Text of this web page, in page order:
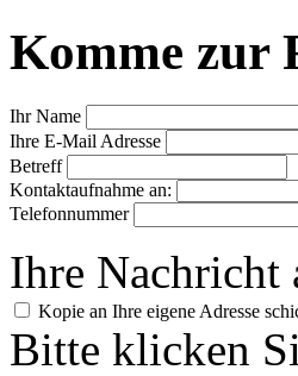
Komme zur
Ihr Name
Ihre E-Mail Adresse
Betreff
Kontaktaufnahme an:
Telefonnummer
Ihre Nachricht
Kopie an Ihre eigene Adresse
Bitte klicken